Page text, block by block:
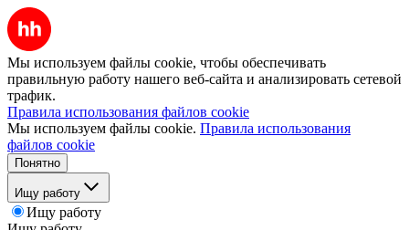
Мы используем файлы cookie, чтобы обеспечивать
правильную работу нашего веб-сайта и анализировать сетевой
трафик.
Правила использования файлов cookie
Мы используем файлы cookie. Правила использования
файлов cookie
Понятно
Ищу работу
Ищу работу